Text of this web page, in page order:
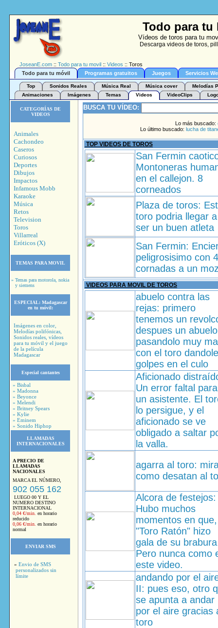
Todo para tu
Vídeos de toros para tu
Descarga videos de toros,
JoseanE.com :: Todo para tu movil :: Videos :: Toros
Todo para tu móvil
Programas gratuitos Juegos Servicios
Top Sonidos Reales Música Real Música cover
Melodías
Animaciones
Imágenes Temas Videos VideoClips
CATEGORÍAS DE
VIDEOS
Animales
Cachondeo
Caseros
Curiosos
Deportes
Dibujos
Impactos
Infamous Mobb
Karaoke
Música
Retos
Television
Toros
Villarreal
Eróticos (X)
TEMAS PARA MOVIL
» Temas para motorola, nokia
y siemens
ESPECIAL: Madagascar
en tu móvil:
Imágenes en color,
Melodías polifónicas,
Sonidos reales, vídeos
para tu móvil y el juego
de la película
Madagascar
Especial cantantes
» Bisbal
» Madonna
» Beyonce
» Melendi
» Britney Spears
» Kylie
» Eminem
» Sonido Hiphop
LLAMADAS
INTERNACIONALES
A PRECIO DE
LLAMADAS
NACIONALES
MARCA EL NÚMERO,
902 055 162
LUEGO 00 Y EL
NUMERO DESTINO
INTERNACIONAL
0,04 €/min. en horario
reducido
0,06 €/min. en horario
normal
ENVIAR SMS
» Envio de SMS
personalizados sin
límite
BUSCA TU VÍDEO:
Lo más buscado:
Lo último buscado: lucha de
TOP VIDEOS DE TOROS
San Fermin
Montoneras
en el callejon. 8
corneados
Plaza de toros:
toro podria llegar a
ser un buen atleta
San Fermin:
peligrosisimo con 4
cornadas a un
VIDEOS PARA MOVIL DE TOROS
abuelo contra las
rejas: primero
tenemos un
despues un abuelo
pasandolo muy
con el toro dandole
golpes en el culo
Aficionado
Un error faltal para
un asistente. El
lo persigue, y el
aficionado se ve
obligado a saltar
la valla.
agarra al toro:
como desatan al
Alcora de festejos:
Hubo muchos
momentos en
"Toro Ratón" hizo
gala de su
Pero nunca como
este video.
andando por el
II: pues eso, otro
se apunta a andar
por el aire gracias
toro